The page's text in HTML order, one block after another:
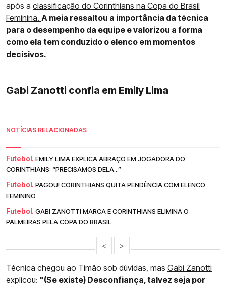
após a classificação do Corinthians na Copa do Brasil
Feminina. A meia ressaltou a importância da técnica
para o desempenho da equipe e valorizou a forma
como ela tem conduzido o elenco em momentos
decisivos.
Gabi Zanotti confia em Emily Lima
NOTÍCIAS RELACIONADAS
Futebol. EMILY LIMA EXPLICA ABRAÇO EM JOGADORA DO
CORINTHIANS: “PRECISAMOS DELA...”
Futebol. PAGOU! CORINTHIANS QUITA PENDÊNCIA COM ELENCO
FEMININO
Futebol. GABI ZANOTTI MARCA E CORINTHIANS ELIMINA O
PALMEIRAS PELA COPA DO BRASIL
< >
Técnica chegou ao Timão sob dúvidas, mas Gabi Zanotti
explicou: "(Se existe) Desconfiança, talvez seja por